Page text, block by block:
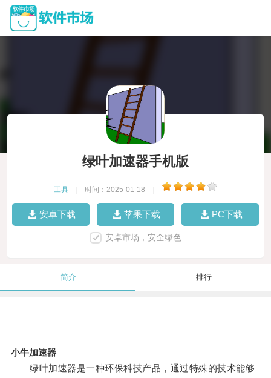
绿叶加速器手机版
工具 时间：2025-01-18
安卓下载 苹果下载 PC下载
安卓市场，安全绿色
简介 排行
小牛加速器
绿叶加速器是一种环保科技产品，通过特殊的技术能够